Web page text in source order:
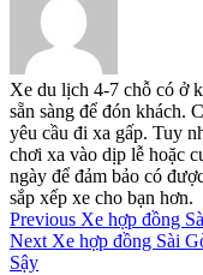
Xe du lịch 4-7 chỗ có ở
sẵn sàng để đón khách.
yêu cầu đi xa gấp. Tuy
chơi xa vào dịp lễ hoặc
ngày để đảm bảo có
sắp xếp xe cho bạn hơn.
Previous Xe hợp đồng
Next Xe hợp đồng Sài
Sậy